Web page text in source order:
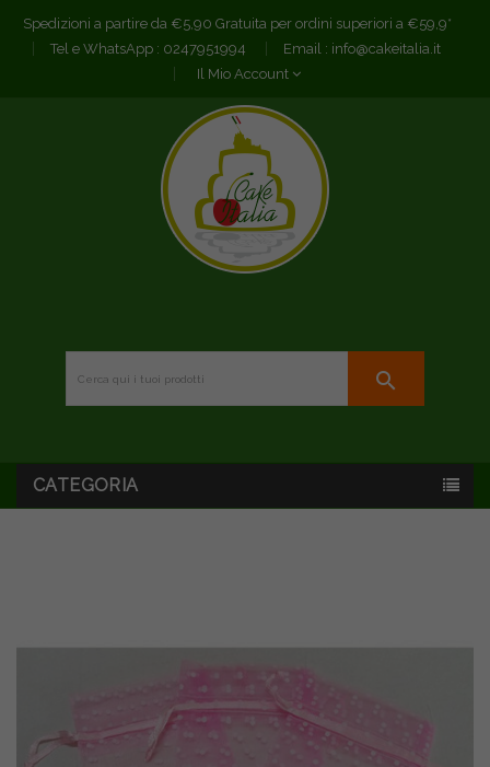
Spedizioni a partire da €5,90 Gratuita per ordini superiori a €59,9*
Tel e WhatsApp : 0247951994 Email : info@cakeitalia.it
Il Mio Account
search
CATEGORIA